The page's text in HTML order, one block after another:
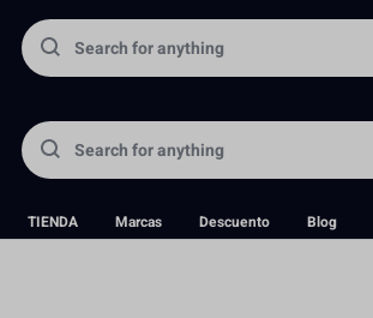
TIENDA Marcas Descuento Blog